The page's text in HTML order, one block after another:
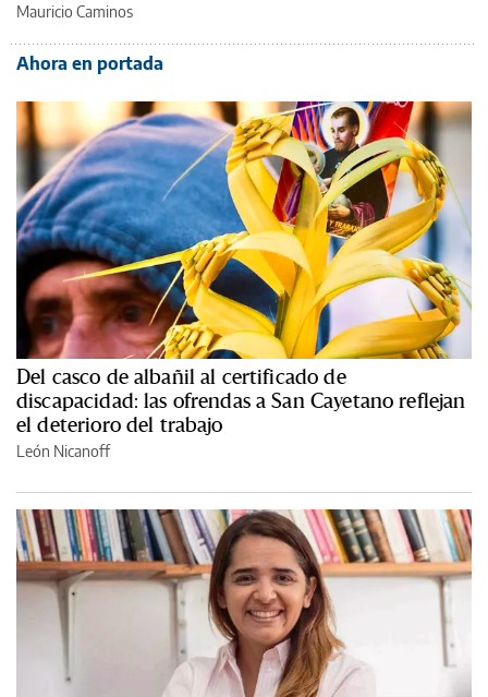
Mauricio Caminos
Ahora en portada
Del casco de albañil al certificado de
discapacidad: las ofrendas a San Cayetano reflejan
el deterioro del trabajo
León Nicanoff